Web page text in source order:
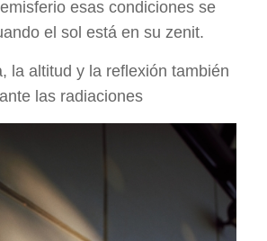
esas condiciones se
el sol está en su zenit.
la altitud y la reflexión también
las radiaciones